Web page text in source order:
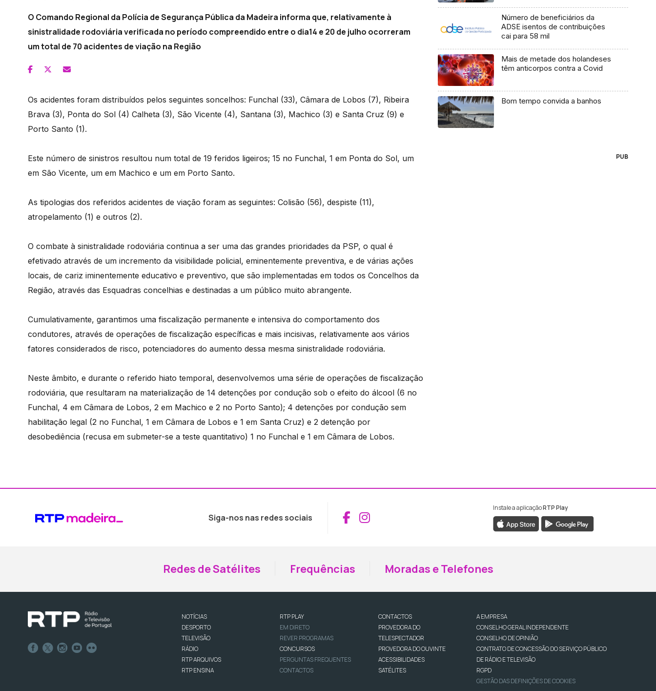
O Comando Regional da Polícia de Segurança Pública da Madeira informa que, relativamente à
sinistralidade rodoviária verificada no período compreendido entre o dia14 e 20 de julho ocorreram
um total de 70 acidentes de viação na Região
Os acidentes foram distribuídos pelos seguintes soncelhos: Funchal (33), Câmara de Lobos (7), Ribeira
Brava (3), Ponta do Sol (4) Calheta (3), São Vicente (4), Santana (3), Machico (3) e Santa Cruz (9) e
Porto Santo (1).
Este número de sinistros resultou num total de 19 feridos ligeiros; 15 no Funchal, 1 em Ponta do Sol, um
em São Vicente, um em Machico e um em Porto Santo.
As tipologias dos referidos acidentes de viação foram as seguintes: Colisão (56), despiste (11),
atropelamento (1) e outros (2).
O combate à sinistralidade rodoviária continua a ser uma das grandes prioridades da PSP, o qual é
efetivado através de um incremento da visibilidade policial, eminentemente preventiva, e de várias ações
locais, de cariz iminentemente educativo e preventivo, que são implementadas em todos os Concelhos da
Região, através das Esquadras concelhias e destinadas a um público muito abrangente.
Cumulativamente, garantimos uma fiscalização permanente e intensiva do comportamento dos
condutores, através de operações de fiscalização específicas e mais incisivas, relativamente aos vários
fatores considerados de risco, potenciadores do aumento dessa mesma sinistralidade rodoviária.
Neste âmbito, e durante o referido hiato temporal, desenvolvemos uma série de operações de fiscalização
rodoviária, que resultaram na materialização de 14 detenções por condução sob o efeito do álcool (6 no
Funchal, 4 em Câmara de Lobos, 2 em Machico e 2 no Porto Santo); 4 detenções por condução sem
habilitação legal (2 no Funchal, 1 em Câmara de Lobos e 1 em Santa Cruz) e 2 detenção por
desobediência (recusa em submeter-se a teste quantitativo) 1 no Funchal e 1 em Câmara de Lobos.
Número de beneficiários da
ADSE isentos de contribuições
cai para 58 mil
Mais de metade dos holandeses
têm anticorpos contra a Covid
Bom tempo convida a banhos
PUB
Siga-nos nas redes sociais Aceder ao Facebook da RTP Madeira
Aceder ao Instagram da RTP Madeira
Instale a aplicaçãoRTP Play
Redes de Satélites Frequências Moradas e Telefones
NOTÍCIAS
DESPORTO
TELEVISÃO
RÁDIO
RTP ARQUIVOS
RTP ENSINA
RTP PLAY
EM DIRETO
REVER PROGRAMAS
CONCURSOS
PERGUNTAS FREQUENTES
CONTACTOS
CONTACTOS
PROVEDORA DO
TELESPECTADOR
PROVEDORA DO OUVINTE
ACESSIBILIDADES
SATÉLITES
A EMPRESA
CONSELHO GERAL INDEPENDENTE
CONSELHO DE OPINIÃO
CONTRATO DE CONCESSÃO DO SERVIÇO PÚBLICO
DE RÁDIO E TELEVISÃO
RGPD
GESTÃO DAS DEFINIÇÕES DE COOKIES